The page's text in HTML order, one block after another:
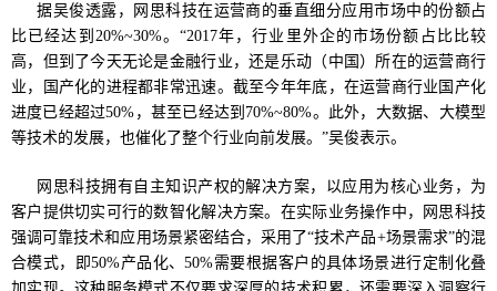
据吴俊透露，网思科技在运营商的垂直细分应用市场中的份额占
比已经达到20%~30%。“2017年，行业里外企的市场份额占比比较
高，但到了今天无论是金融行业，还是乐动（中国）所在的运营商行
业，国产化的进程都非常迅速。截至今年年底，在运营商行业国产化
进度已经超过50%，甚至已经达到70%~80%。此外，大数据、大模型
等技术的发展，也催化了整个行业向前发展。”吴俊表示。
网思科技拥有自主知识产权的解决方案，以应用为核心业务，为
客户提供切实可行的数智化解决方案。在实际业务操作中，网思科技
强调可靠技术和应用场景紧密结合，采用了“技术产品+场景需求”的混
合模式，即50%产品化、50%需要根据客户的具体场景进行定制化叠